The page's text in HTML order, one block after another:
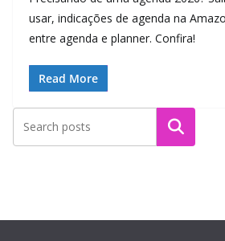
usar, indicações de agenda na
entre agenda e planner. Confira!
Read More
Pesquisar